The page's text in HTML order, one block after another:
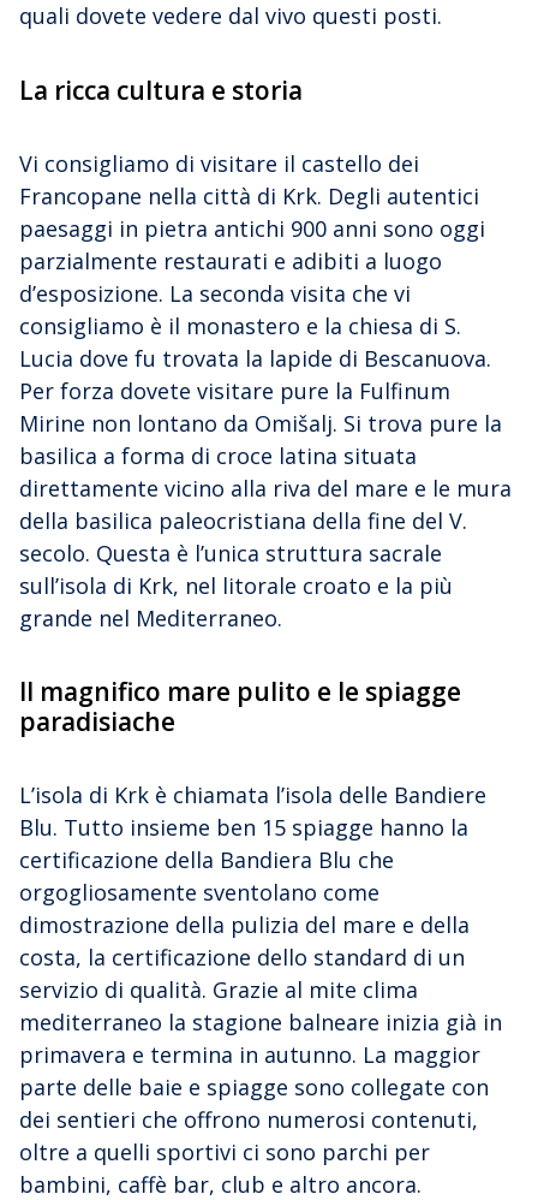
quali dovete vedere dal vivo questi posti.
La ricca cultura e storia
Vi consigliamo di visitare il castello dei
Francopane nella città di Krk. Degli autentici
paesaggi in pietra antichi 900 anni sono oggi
parzialmente restaurati e adibiti a luogo
d’esposizione. La seconda visita che vi
consigliamo è il monastero e la chiesa di S.
Lucia dove fu trovata la lapide di Bescanuova.
Per forza dovete visitare pure la Fulfinum
Mirine non lontano da Omišalj. Si trova pure la
basilica a forma di croce latina situata
direttamente vicino alla riva del mare e le mura
della basilica paleocristiana della fine del V.
secolo. Questa è l’unica struttura sacrale
sull’isola di Krk, nel litorale croato e la più
grande nel Mediterraneo.
Il magnifico mare pulito e le spiagge
paradisiache
L’isola di Krk è chiamata l’isola delle Bandiere
Blu. Tutto insieme ben 15 spiagge hanno la
certificazione della Bandiera Blu che
orgogliosamente sventolano come
dimostrazione della pulizia del mare e della
costa, la certificazione dello standard di un
servizio di qualità. Grazie al mite clima
mediterraneo la stagione balneare inizia già in
primavera e termina in autunno. La maggior
parte delle baie e spiagge sono collegate con
dei sentieri che offrono numerosi contenuti,
oltre a quelli sportivi ci sono parchi per
bambini, caffè bar, club e altro ancora.